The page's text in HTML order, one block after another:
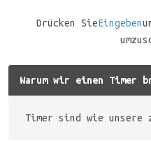
Drücken SieEingeben
Warum wir einen Timer
Timer sind wie unsere